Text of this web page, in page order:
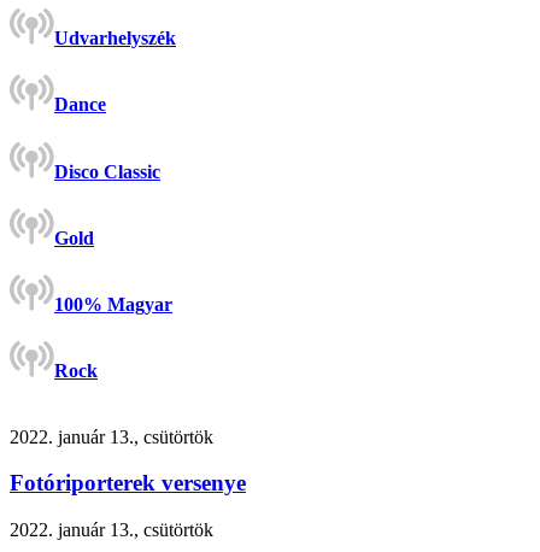
Udvarhelyszék
Dance
Disco Classic
Gold
100% Magyar
Rock
2022. január 13., csütörtök
Fotóriporterek versenye
2022. január 13., csütörtök